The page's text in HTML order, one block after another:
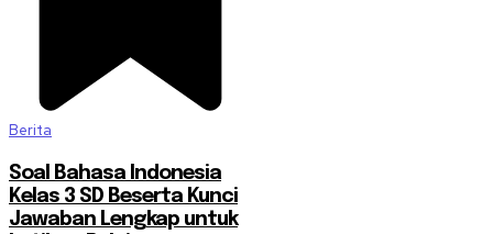
Berita
Soal Bahasa Indonesia
Kelas 3 SD Beserta Kunci
Jawaban Lengkap untuk